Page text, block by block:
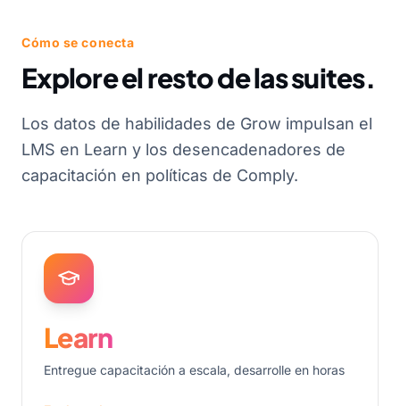
Cómo se conecta
Explore el resto de las suites.
Los datos de habilidades de Grow impulsan el
LMS en Learn y los desencadenadores de
capacitación en políticas de Comply.
Learn
Entregue capacitación a escala, desarrolle en horas